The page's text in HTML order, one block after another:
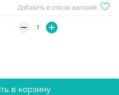
Добавить в список желаний
в корзину